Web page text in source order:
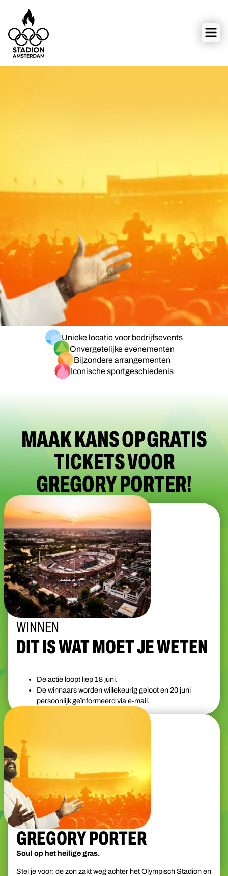
Unieke locatie voor bedrijfsevents
Onvergetelijke evenementen
Bijzondere arrangementen
Iconische sportgeschiedenis
MAAK KANS OP GRATIS
TICKETS VOOR
GREGORY PORTER!
WINNEN
DIT IS WAT MOET JE WETEN
De actie loopt liep 18 juni.
De winnaars worden willekeurig geloot en 20 juni
persoonlijk geïnformeerd via e-mail.
GREGORY PORTER
Soul op het heilige gras.
Stel je voor: de zon zakt weg achter het Olympisch Stadion en